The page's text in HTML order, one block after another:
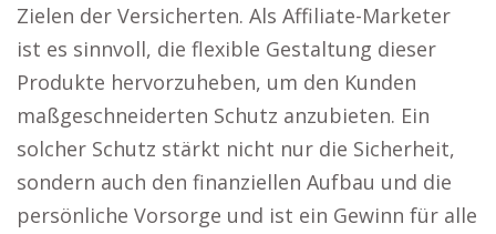
Zielen der Versicherten. Als Affiliate-Marketer
ist es sinnvoll, die flexible Gestaltung dieser
Produkte hervorzuheben, um den Kunden
maßgeschneiderten Schutz anzubieten. Ein
solcher Schutz stärkt nicht nur die Sicherheit,
sondern auch den finanziellen Aufbau und die
persönliche Vorsorge und ist ein Gewinn für alle